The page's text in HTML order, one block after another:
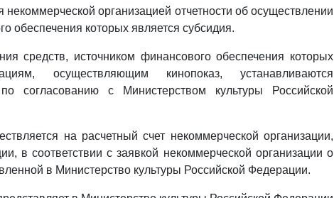
некоммерческой организацией отчетности об осуществлении
обеспечения которых является субсидия.
средств, источником финансового обеспечения которых
осуществляющим кинопоказ, устанавливаются
согласованию с Министерством культуры Российской
на расчетный счет некоммерческой организации,
в соответствии с заявкой некоммерческой организации о
в Министерство культуры Российской Федерации.